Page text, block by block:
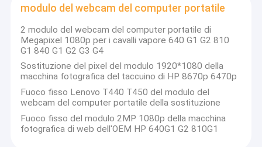
5MP Camera Module
8MP Camera Module
modulo del webcam del computer portatile
2 modulo del webcam del computer portatile di
Megapixel 1080p per i cavalli vapore 640 G1 G2 810
G1 840 G1 G2 G3 G4
Sostituzione del pixel del modulo 1920*1080 della
macchina fotografica del taccuino di HP 8670p 6470p
Fuoco fisso Lenovo T440 T450 del modulo del
webcam del computer portatile della sostituzione
Fuoco fisso del modulo 2MP 1080p della macchina
fotografica di web dell'OEM HP 640G1 G2 810G1